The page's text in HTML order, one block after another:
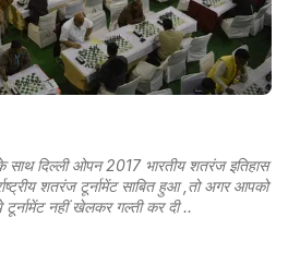
दिल्ली ओपन 2017 भारतीय शतरंज इतिहास
शतरंज टूर्नामेंट साबित हुआ ,तो अगर आपको
नहीं खेलकर गल्ती कर दी ..